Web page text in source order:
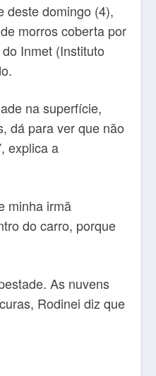
deste domingo (4),
morros coberta por
Inmet (Instituto
na superfície,
dá para ver que não
explica a
minha irmã
do carro, porque
As nuvens
Rodinei diz que